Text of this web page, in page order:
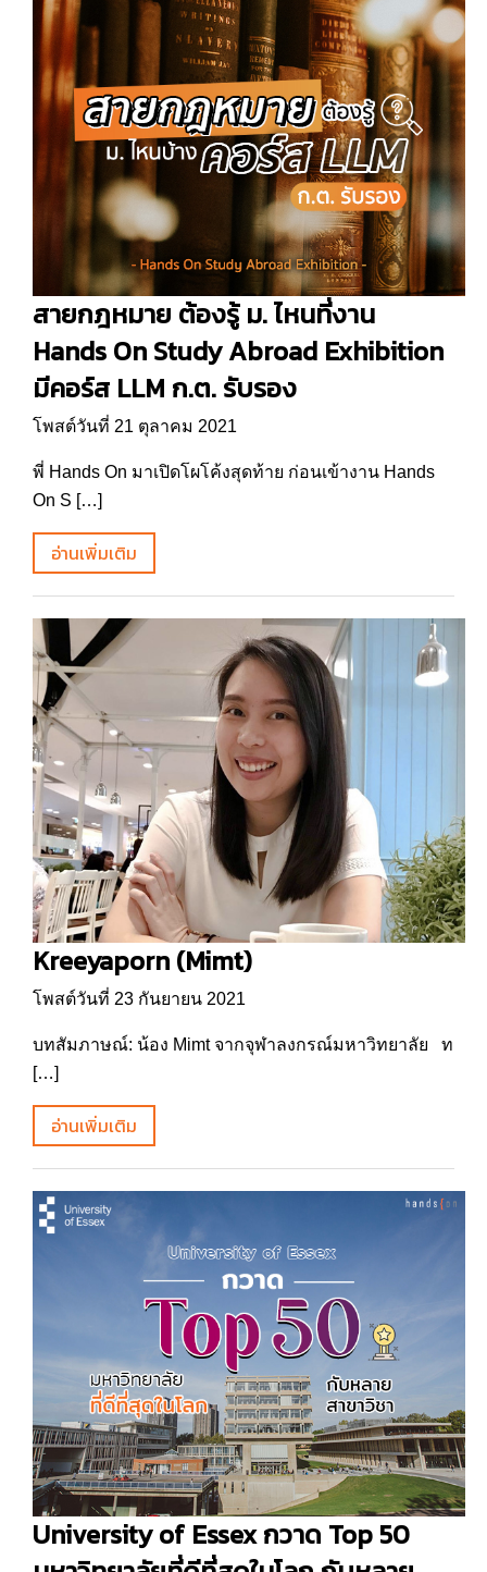
สายกฎหมาย ต้องรู้ ม. ไหนที่งาน
Hands On Study Abroad Exhibition
มีคอร์ส LLM ก.ต. รับรอง
โพสต์วันที่ 21 ตุลาคม 2021
พี่ Hands On มาเปิดโผโค้งสุดท้าย ก่อนเข้างาน Hands
On S […]
อ่านเพิ่มเติม
Kreeyaporn (Mimt)
โพสต์วันที่ 23 กันยายน 2021
บทสัมภาษณ์: น้อง Mimt จากจุฬาลงกรณ์มหาวิทยาลัย ท
[…]
อ่านเพิ่มเติม
University of Essex กวาด Top 50